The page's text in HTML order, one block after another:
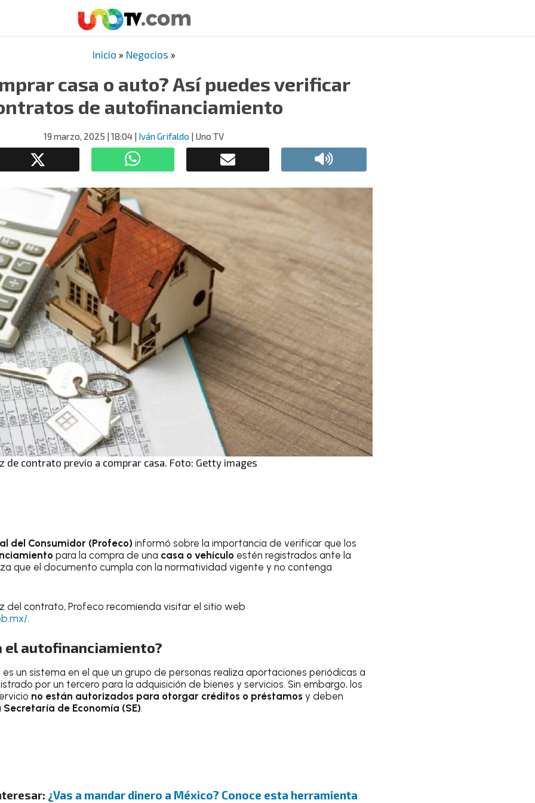
Inicio » Negocios »
casa o auto? Así puedes verificar
de autofinanciamiento
19 marzo, 2025 | 18:04 | Iván Grifaldo | Uno TV
de contrato previo a comprar casa. Foto: Getty images
del Consumidor (Profeco) informó sobre la importancia de verificar que los
para la compra de una casa o vehículo estén registrados ante la
que el documento cumpla con la normatividad vigente y no contenga
del contrato, Profeco recomienda visitar el sitio web
.
el autofinanciamiento?
es un sistema en el que un grupo de personas realiza aportaciones periódicas a
por un tercero para la adquisición de bienes y servicios. Sin embargo, los
no están autorizados para otorgar créditos o préstamos y deben
Secretaría de Economía (SE).
¿Vas a mandar dinero a México? Conoce esta herramienta